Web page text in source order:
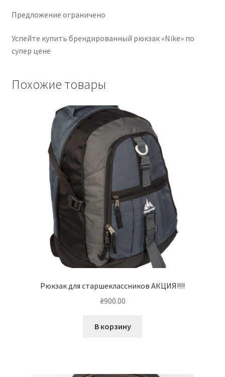
Предложение ограничено
Успейте купить брендированный рюкзак «Nike» по
супер цене
Похожие товары
Рюкзак для старшеклассников АКЦИЯ!!!!
₴900.00
В корзину